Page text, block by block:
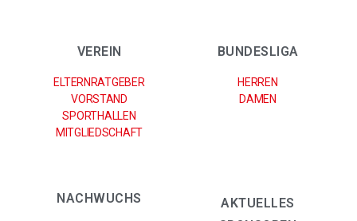
VEREIN
ELTERNRATGEBER
VORSTAND
SPORTHALLEN
MITGLIEDSCHAFT
BUNDESLIGA
HERREN
DAMEN
NACHWUCHS
AKTUELLES